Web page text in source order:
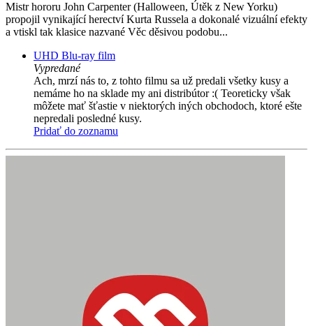
Mistr hororu John Carpenter (Halloween, Útěk z New Yorku)
propojil vynikající herectví Kurta Russela a dokonalé vizuální efekty
a vtiskl tak klasice nazvané Věc děsivou podobu...
UHD Blu-ray film
Vypredané
Ach, mrzí nás to, z tohto filmu sa už predali všetky kusy a
nemáme ho na sklade my ani distribútor :( Teoreticky však
môžete mať šťastie v niektorých iných obchodoch, ktoré ešte
nepredali posledné kusy.
Pridať do zoznamu